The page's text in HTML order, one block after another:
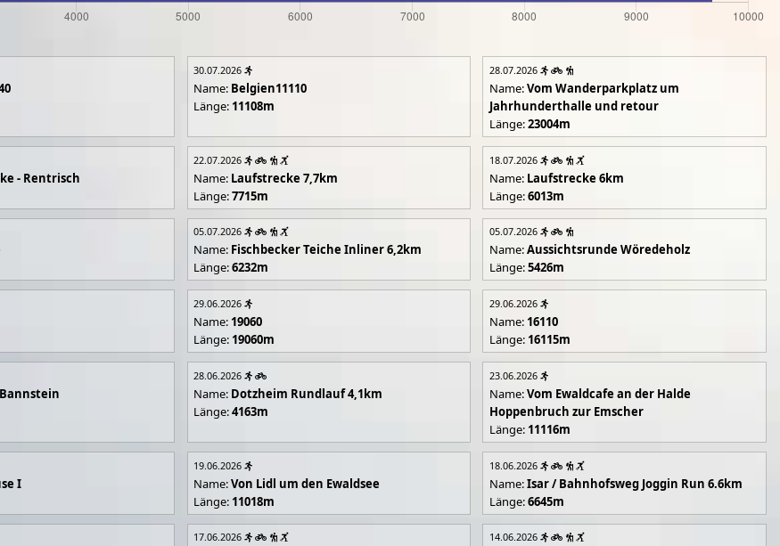
30.07.2026
Name: Belgien11110
Länge: 11108m
28.07.2026
Name:Vom Wanderparkplatz um
Jahrhunderthalle und retour
Länge:23004m
- Rentrisch
22.07.2026
Name: Laufstrecke 7,7km
Länge:7715m
18.07.2026
Name: Laufstrecke 6km
Länge:6013m
05.07.2026
Name: Fischbecker Teiche Inliner 6,2km
Länge:6232m
05.07.2026
Name:Aussichtsrunde Wöredeholz
Länge:5426m
29.06.2026
Name: 19060
Länge: 19060m
29.06.2026
Name: 16110
Länge: 16115m
28.06.2026
Name: Dotzheim Rundlauf 4,1km
Länge:4163m
23.06.2026
Name:Vom Ewaldcafe an der Halde
Hoppenbruch zur Emscher
Länge: 11116m
I
19.06.2026
Name:Von Lidl um den Ewaldsee
Länge: 11018m
18.06.2026
Name:Isar / Bahnhofsweg Joggin Run 6.6km
Länge:6645m
17.06.2026 14.06.2026